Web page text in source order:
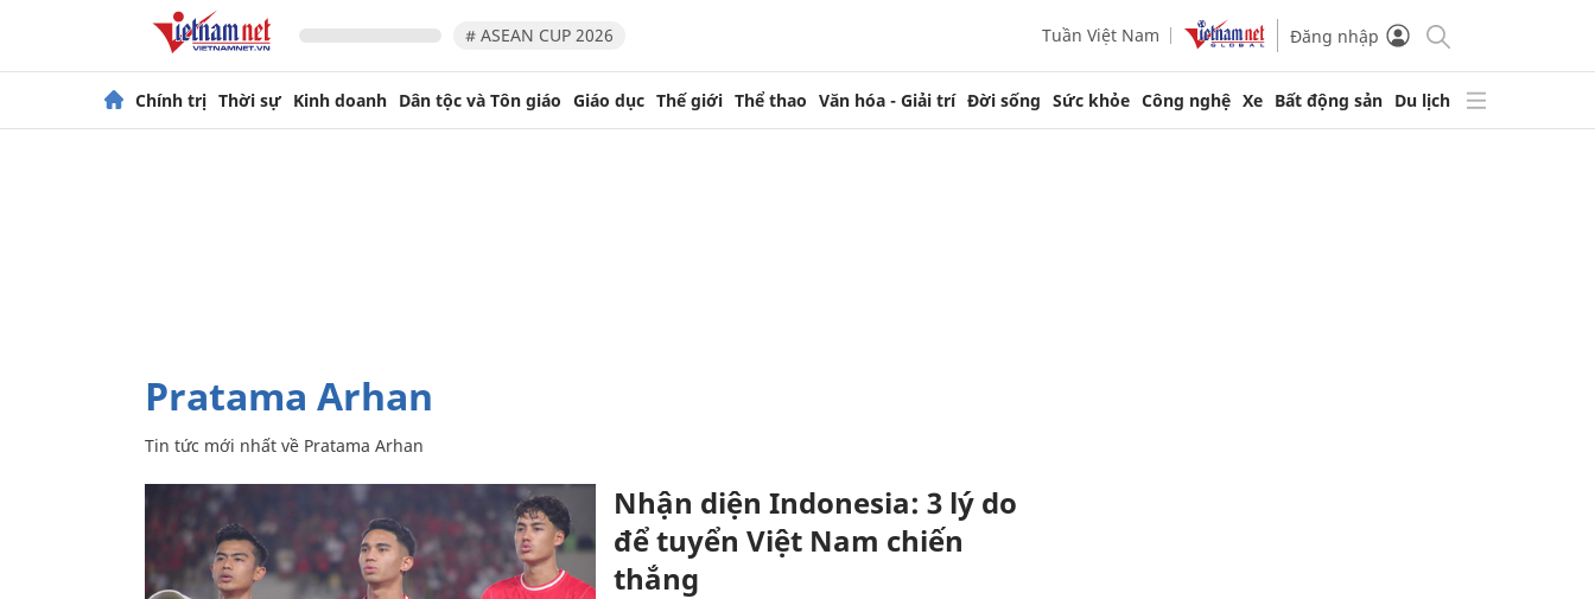
# ASEAN CUP 2026 Tuần Việt Nam Đăng nhập
Chính trị Thời sự Kinh doanh Dân tộc và Tôn giáo Giáo dục Thế giới Thể thao Văn hóa - Giải trí Đời sống Sức khỏe Công nghệ Xe Bất động sản Du lịch
Pratama Arhan
Tin tức mới nhất về Pratama Arhan
Nhận diện Indonesia: 3 lý do
để tuyển Việt Nam chiến
thắng